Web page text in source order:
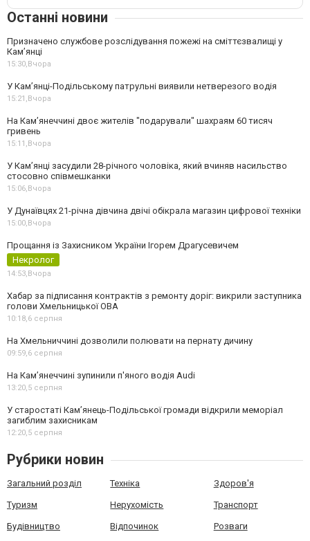
Останні новини
Призначено службове розслідування пожежі на сміттєзвалищі у
Кам’янці
15:30,Вчора
У Кам’янці-Подільському патрульні виявили нетверезого водія
15:21,Вчора
На Камʼянеччині двоє жителів "подарували" шахраям 60 тисяч
гривень
15:11,Вчора
У Камʼянці засудили 28-річного чоловіка, який вчиняв насильство
стосовно співмешканки
15:06,Вчора
У Дунаївцях 21-річна дівчина двічі обікрала магазин цифрової техніки
15:00,Вчора
Прощання із Захисником України Ігорем Драгусевичем
Некролог
14:53,Вчора
Хабар за підписання контрактів з ремонту доріг: викрили заступника
голови Хмельницької ОВА
10:18,6 серпня
На Хмельниччині дозволили полювати на пернату дичину
09:59,6 серпня
На Камʼянеччині зупинили п'яного водія Audi
13:20,5 серпня
У старостаті Кам’янець-Подільської громади відкрили меморіал
загиблим захисникам
12:20,5 серпня
Рубрики новин
Загальний розділ Техніка Здоров'я
Туризм Нерухомість Транспорт
Будівництво Відпочинок Розваги